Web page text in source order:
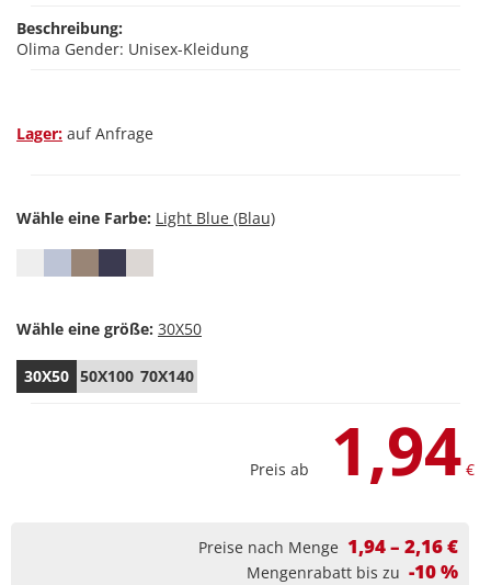
Beschreibung:
Olima Gender: Unisex-Kleidung
Lager: auf Anfrage
Wähle eine Farbe:
Wähle eine größe:
30X50 50X100 70X140
Preis ab 1,94 €
Preise nach Menge 1,94 – 2,16 €
Mengenrabatt bis zu -10 %